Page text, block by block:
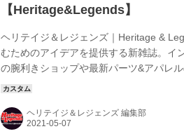
【Heritage&Legends】
ヘリテイジ＆レジェンズ｜Heritage &
むためのアイデアを提供する新雑誌。イ
の腕利きショップや最新パーツ&アパレ
目指して作り込む チタンマフラーや一
たという車両で、元からエンジン等も手
クだからずっと乗るんですということで
ヘリテイジ＆レジェンズ 編集部